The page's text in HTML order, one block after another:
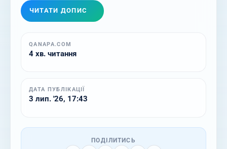
ЧИТАТИ ДОПИС
QANAPA.COM
4 хв. читання
ДАТА ПУБЛІКАЦІЇ
3 лип. '26, 17:43
ПОДІЛИТИСЬ